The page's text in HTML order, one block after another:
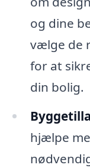
og dine
vælge de
for at
din bolig.
hjælpe